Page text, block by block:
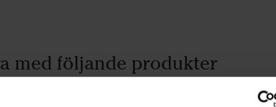
med följande produkter